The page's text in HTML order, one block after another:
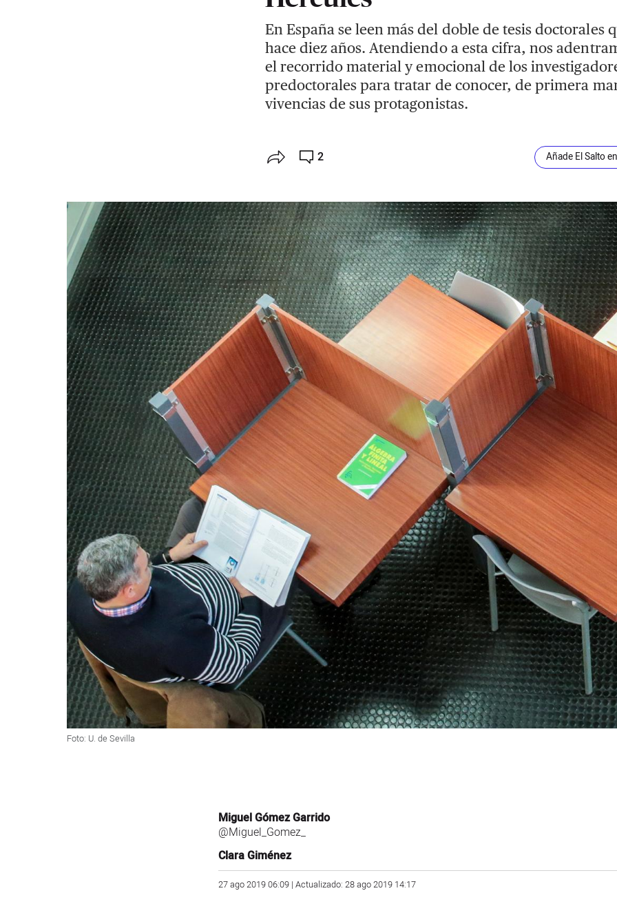
En España se leen más del doble de tesis doctorales
hace diez años. Atendiendo a esta cifra, nos
el recorrido material y emocional de los
predoctorales para tratar de conocer, de primera
vivencias de sus protagonistas.
2 Añade El Salto
Foto: U. de Sevilla
Miguel Gómez Garrido
@Miguel_Gomez_
Clara Giménez
27 ago 2019 06:09 | Actualizado: 28 ago 2019 14:17